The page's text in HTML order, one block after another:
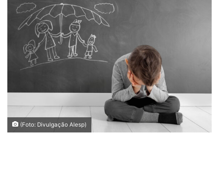
(Foto: Divulgação Alesp)